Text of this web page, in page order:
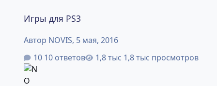
Игры для PS3
Автор NOVIS, 5 мая, 2016
10 ответов
1,8 тыс просмотров